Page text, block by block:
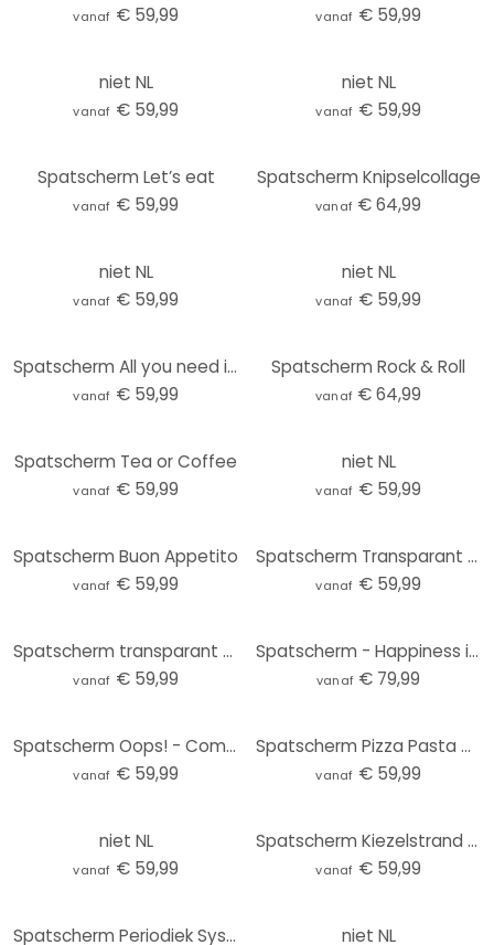
vanaf € 59,99 vanaf € 59,99
niet NL
vanaf € 59,99
niet NL
vanaf € 59,99
Spatscherm Let’s eat
vanaf € 59,99
Spatscherm Knipselcollage
vanaf € 64,99
niet NL
vanaf € 59,99
niet NL
vanaf € 59,99
Spatscherm All you need is love 02
vanaf € 59,99
Spatscherm Rock & Roll
vanaf € 64,99
Spatscherm Tea or Coffee
vanaf € 59,99
niet NL
vanaf € 59,99
Spatscherm Buon Appetito
vanaf € 59,99
Spatscherm Transparant - Count memories not calories
vanaf € 59,99
Spatscherm transparant - We are Family
vanaf € 59,99
Spatscherm - Happiness is homemade
vanaf € 79,99
Spatscherm Oops! - Comic
vanaf € 59,99
Spatscherm Pizza Pasta & Vino - wit
vanaf € 59,99
niet NL
vanaf € 59,99
Spatscherm Kiezelstrand 01
vanaf € 59,99
Spatscherm Periodiek Systeem der Elementen niet NL